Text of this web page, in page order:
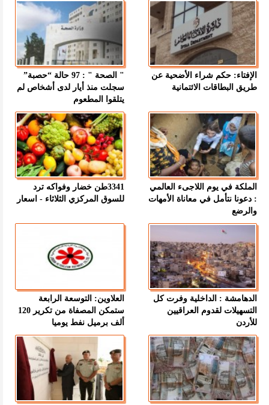
الإفتاء: حكم شراء الأضحية عن
طريق البطاقات الائتمانية
" الصحة " : 97 حالة “حصبة”
سجلت منذ أيار لدى أشخاص لم
يتلقوا المطعوم
الملكة في يوم اللاجىء العالمي
: دعونا نتأمل في معاناة الأمهات
والرضع
3341طن خضار وفواكه ترد
للسوق المركزي الثلاثاء - اسعار
الدهامشة : الداخلية وفرت كل
التسهيلات لقدوم العراقيين
للأردن
العلاوين: التوسعة الرابعة
ستمكن المصفاة من تكرير 120
ألف برميل نفط يوميا